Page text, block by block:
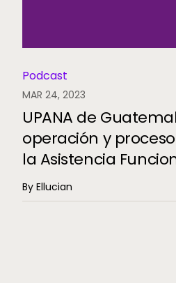
Podcast
MAR 24, 2023
UPANA de
operación y
la Asistencia
By Ellucian